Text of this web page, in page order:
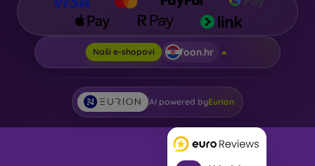
Naši e-shopovi foon.hr
AI powered byEurion